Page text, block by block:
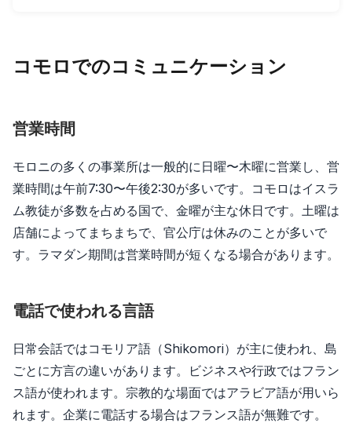
コモロでのコミュニケーション
営業時間
モロニの多くの事業所は一般的に日曜〜木曜に営業し、営
業時間は午前7:30〜午後2:30が多いです。コモロはイスラ
ム教徒が多数を占める国で、金曜が主な休日です。土曜は
店舗によってまちまちで、官公庁は休みのことが多いで
す。ラマダン期間は営業時間が短くなる場合があります。
電話で使われる言語
日常会話ではコモリア語（Shikomori）が主に使われ、島
ごとに方言の違いがあります。ビジネスや行政ではフラン
ス語が使われます。宗教的な場面ではアラビア語が用いら
れます。企業に電話する場合はフランス語が無難です。